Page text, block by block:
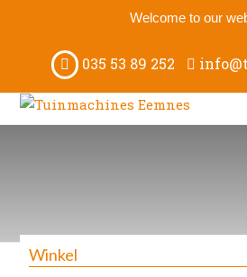
Welcome to our
035 53 89 252
Winkel